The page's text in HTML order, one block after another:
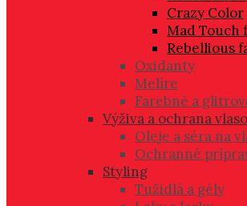
Crazy Color
Mad Touch
Rebellious
Oxidanty
Melíre
Farebné a
Výživa a ochrana
Oleje a séra na
Ochranné
Styling
Tužidlá a gély